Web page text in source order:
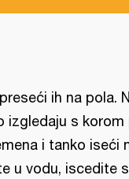
ih na pola.
izgledaju s korom
i tanko iseći
u vodu, iscedite